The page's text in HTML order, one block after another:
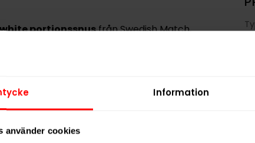
Information
använder cookies
portionssnusfrån Swedish Match,
Portionerna är mindre än standardstorlek och
tobakskaraktär
med tydliga inslag av
avte, hö och läder
och ensmak som dröjer kvar